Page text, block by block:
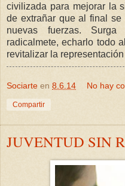
civilizada para mejorar la
de extrañar que al final
nuevas fuerzas.
radicalmete, echarlo todo
revitalizar la
Sociarte en 8.6.14 No hay
Compartir
JUVENTUD SIN